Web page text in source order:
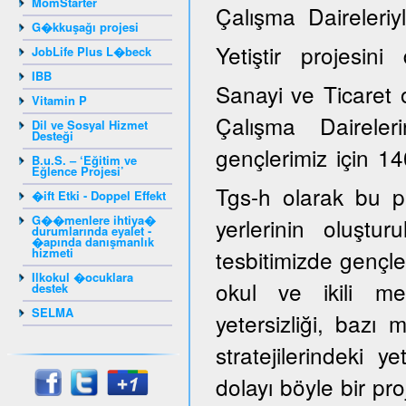
G�kkuşağı projesi
JobLife Plus L�beck
IBB
Vitamin P
Dil ve Sosyal Hizmet
Desteği
B.u.S. – ‘Eğitim ve
Eğlence Projesi’
�ift Etki - Doppel Effekt
G��menlere ihtiya�
durumlarında eyalet -
�apında danışmanlık
hizmeti
Ilkokul �ocuklara
destek
SELMA
Çalışma
Yetiştir
Sanayi ve Ticaret
Çalışma
gençlerimiz için
Tgs-h olarak bu
yerlerinin
tesbitimizde
okul ve ikili
yetersizliği, bazı
stratejilerindeki
dolayı böyle bir